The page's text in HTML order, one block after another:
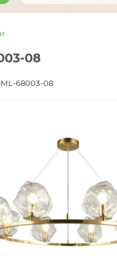
08
68003-08